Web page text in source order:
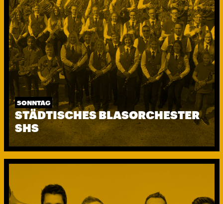
SONNTAG
STÄDTISCHES BLASORCHESTER
SHS